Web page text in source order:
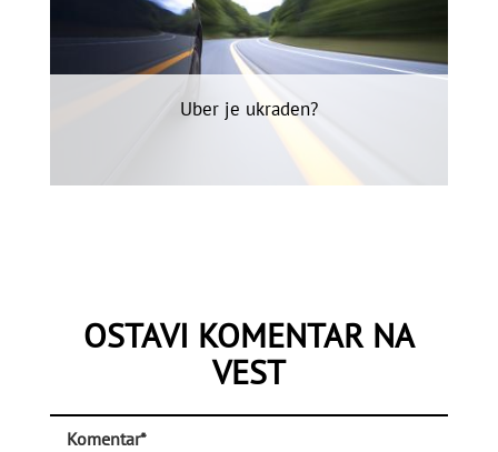
Uber je ukraden?
OSTAVI KOMENTAR NA
VEST
Komentar*